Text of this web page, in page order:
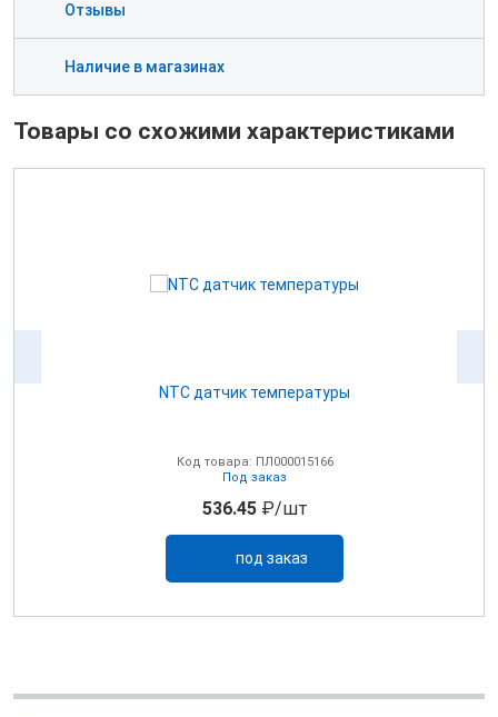
Отзывы
Наличие в магазинах
Товары со схожими характеристиками
NTC датчик температуры
Код товара: ПЛ000015166
Под заказ
536.45₽/шт
под заказ